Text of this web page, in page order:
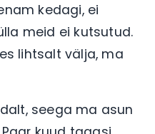
kedagi, ei
meid ei kutsutud.
lihtsalt välja, ma
seega ma asun